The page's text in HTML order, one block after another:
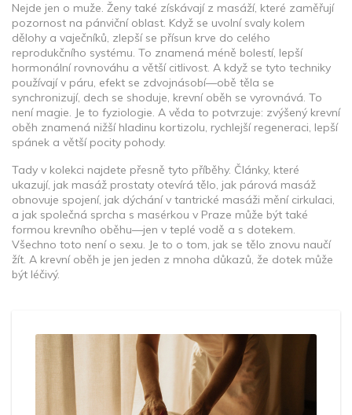
Nejde jen o muže. Ženy také získávají z masáží, které zaměřují
pozornost na pánviční oblast. Když se uvolní svaly kolem
dělohy a vaječníků, zlepší se přísun krve do celého
reprodukčního systému. To znamená méně bolestí, lepší
hormonální rovnováhu a větší citlivost. A když se tyto techniky
používají v páru, efekt se zdvojnásobí—obě těla se
synchronizují, dech se shoduje, krevní oběh se vyrovnává. To
není magie. Je to fyziologie. A věda to potvrzuje: zvýšený krevní
oběh znamená nižší hladinu kortizolu, rychlejší regeneraci, lepší
spánek a větší pocity pohody.
Tady v kolekci najdete přesně tyto příběhy. Články, které
ukazují, jak masáž prostaty otevírá tělo, jak párová masáž
obnovuje spojení, jak dýchání v tantrické masáži mění cirkulaci,
a jak společná sprcha s masérkou v Praze může být také
formou krevního oběhu—jen v teplé vodě a s dotekem.
Všechno toto není o sexu. Je to o tom, jak se tělo znovu naučí
žít. A krevní oběh je jen jeden z mnoha důkazů, že dotek může
být léčivý.